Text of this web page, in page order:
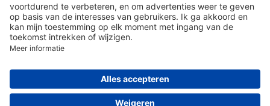
Algemene voorwaarden Disclaimer
Colofon
© 2026 Hitma B.V.